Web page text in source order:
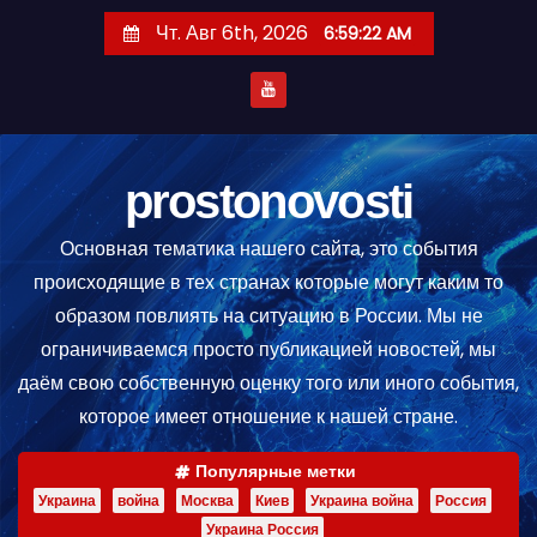
е
р
ж
м
Чт. Авг 6th, 2026 6:59:23 AM
prostonovosti
Основная тематика нашего сайта, это события
происходящие в тех странах которые могут каким то
образом повлиять на ситуацию в России. Мы не
ограничиваемся просто публикацией новостей, мы
даём свою собственную оценку того или иного события,
которое имеет отношение к нашей стране.
Популярные метки
Украина война Москва Киев Украина война
Россия
Украина Россия